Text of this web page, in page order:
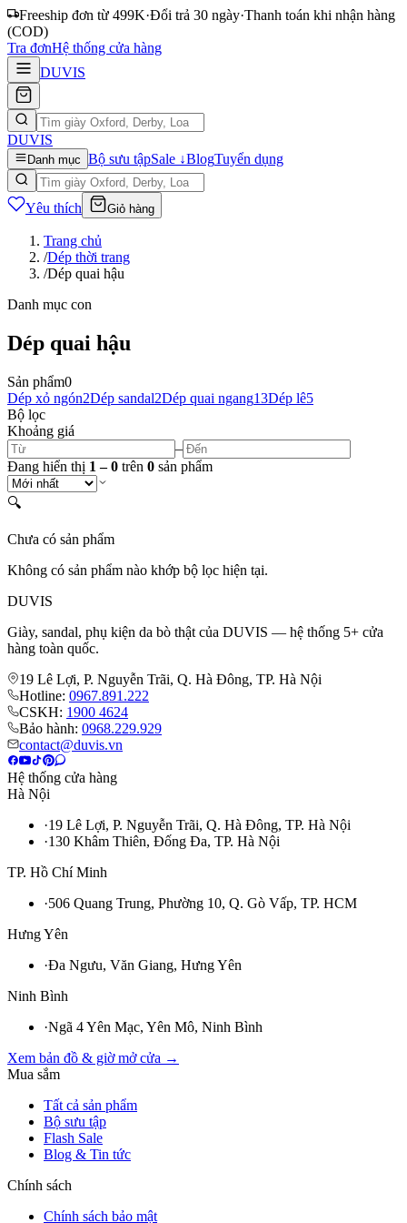
Freeship đơn từ 499K·Đổi trả 30 ngày·Thanh toán khi nhận hàng
(COD)
Tra đơnHệ thống cửa hàng
DUVIS
DUVIS
Danh mục Bộ sưu tậpSale ↓BlogTuyển dụng
Yêu thích Giỏ hàng
Trang chủ
/Dép thời trang
/Dép quai hậu
Danh mục con
Dép quai hậu
Sản phẩm0
Dép xỏ ngón2Dép sandal2Dép quai ngang13Dép lê5
Bộ lọc
Khoảng giá
–
Đang hiển thị 1 –0 trên 0 sản phẩm
🔍
Chưa có sản phẩm
Không có sản phẩm nào khớp bộ lọc hiện tại.
DUVIS
Giày, sandal, phụ kiện da bò thật của DUVIS — hệ thống 5+ cửa
hàng toàn quốc.
19 Lê Lợi, P. Nguyễn Trãi, Q. Hà Đông, TP. Hà Nội
Hotline: 0967.891.222
CSKH: 1900 4624
Bảo hành: 0968.229.929
contact@duvis.vn
Hệ thống cửa hàng
Hà Nội
·19 Lê Lợi, P. Nguyễn Trãi, Q. Hà Đông, TP. Hà Nội
·130 Khâm Thiên, Đống Đa, TP. Hà Nội
TP. Hồ Chí Minh
·506 Quang Trung, Phường 10, Q. Gò Vấp, TP. HCM
Hưng Yên
·Đa Ngưu, Văn Giang, Hưng Yên
Ninh Bình
·Ngã 4 Yên Mạc, Yên Mô, Ninh Bình
Xem bản đồ & giờ mở cửa →
Mua sắm
Tất cả sản phẩm
Bộ sưu tập
Flash Sale
Blog & Tin tức
Chính sách
Chính sách bảo mật